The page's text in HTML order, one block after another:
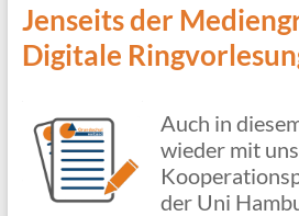
Jenseits der
Digitale
Auch in
wieder mit
der Uni